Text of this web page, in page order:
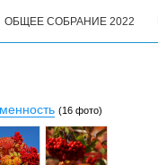
ОБЩЕЕ СОБРАНИЕ 2022
(16 фото)